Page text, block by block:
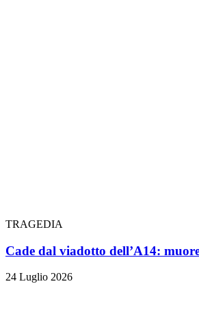
TRAGEDIA
Cade dal viadotto dell’A14:
24 Luglio 2026